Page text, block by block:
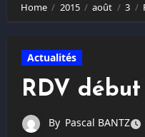
Home 2015 août 3
Actualités
RDV
By Pascal BANTZ